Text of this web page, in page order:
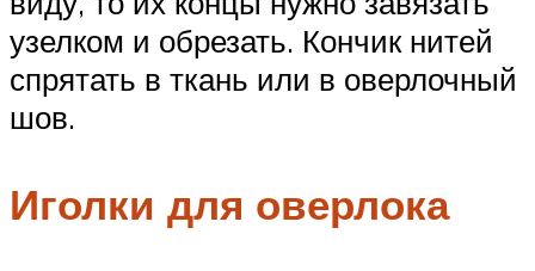
узелком и обрезать. Кончик нитей
спрятать в ткань или в оверлочный
шов.
Иголки для оверлока